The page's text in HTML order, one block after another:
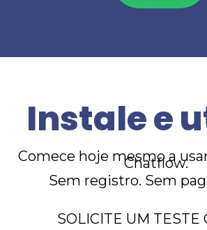
Instale e
Comece hoje mesmo a
Chatflow.
Sem registro. Sem
SOLICITE UM TESTE